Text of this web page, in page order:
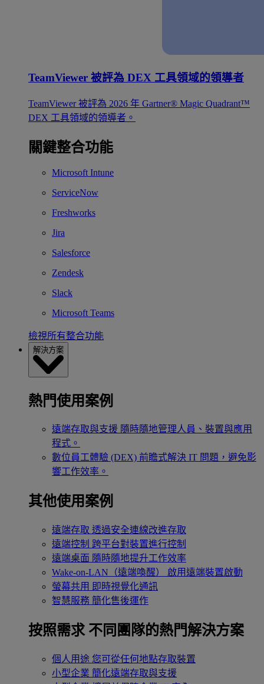
TeamViewer 被評為 DEX 工具領域的領導者
TeamViewer 被評為 2026 年 Gartner® Magic Quadrant™
DEX 工具領域的領導者。
關鍵整合功能
Microsoft Intune
ServiceNow
Freshworks
Jira
Salesforce
Zendesk
Slack
Microsoft Teams
檢視所有整合功能
解決方案
熱門使用案例
遠端存取與支援 隨時隨地管理人員、裝置與應用
程式。
數位員工體驗 (DEX) 前瞻式解決 IT 問題，避免影
響工作效率。
其他使用案例
遠端存取 透過安全連線改進存取
遠端控制 跨平台對裝置進行控制
遠端桌面 隨時隨地提升工作效率
Wake-on-LAN（遠端喚醒）
啟用遠端裝置啟動
螢幕共用 即時視覺化通訊
智慧服務 簡化售後運作
按照需求 不同團隊的熱門解決方案
個人用途 您可從任何地點存取裝置
小型企業 簡化遠端存取與支援